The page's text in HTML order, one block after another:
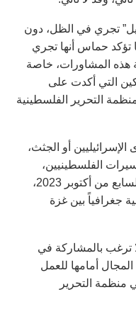
تجري في الظل، دون
تؤكد حماس أنها تجري
هذه المشاورات، خاصة
التي أكدت على
التحرير الفلسطينية
أو الجثث،
الفلسطينيين،
الانسحاب من غزة إلى حدود ما قبل السابع من أكتوبر 2023،
جغرافياً بين غزة
بالمشاركة في
أمامها للعمل
منظمة التحرير